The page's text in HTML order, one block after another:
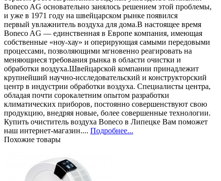
Boneco AG основательно занялось решением этой проблемы,
и уже в 1971 году на швейцарском рынке появился
первый увлажнитель воздуха для дома.В настоящее время
Boneco AG — единственная в Европе компания, имеющая
собственные «ноу-хау» и оперирующая самыми передовыми
процессами, позволяющими мгновенно реагировать на
меняющиеся требования рынка в области очистки и
обработки воздуха.Швейцарской компании принадлежит
крупнейший научно-исследовательский и конструкторский
центр в индустрии обработки воздуха. Специалисты центра,
обладая почти сорокалетним опытом разработки
климатических приборов, постоянно совершенствуют свою
продукцию, внедряя новые, более совершенные технологии.
Купить очиститель воздуха Boneco в Липецке Вам поможет
наш интернет-магазин.... Подробнее...
Похожие товары